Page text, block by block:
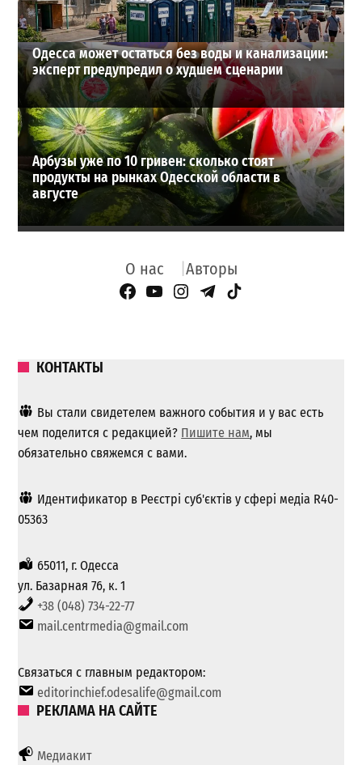
Одесса может остаться без воды и канализации:
эксперт предупредил о худшем сценарии
Арбузы уже по 10 гривен: сколько стоят
продукты на рынках Одесской области в
августе
О нас Авторы
Facebook Page
YouTube
Instagram
Telegram
TikTok
КОНТАКТЫ
Вы стали свидетелем важного события и у вас есть
чем поделится с редакцией? Пишите нам, мы
обязательно свяжемся с вами.
Идентификатор в Реєстрі суб'єктів у сфері медіа R40-
05363
65011, г. Одесса
ул. Базарная 76, к. 1
+38 (048) 734-22-77
mail.centrmedia@gmail.com
Связаться с главным редактором:
editorinchief.odesalife@gmail.com
РЕКЛАМА НА САЙТЕ
Медиакит